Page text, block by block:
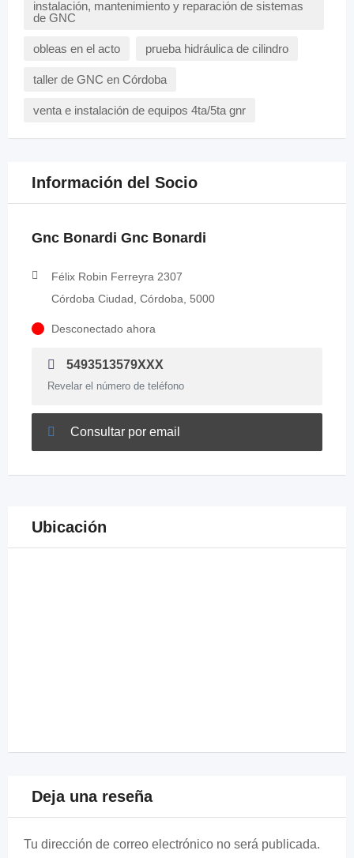
instalación, mantenimiento y reparación de sistemas
de GNC
obleas en el acto prueba hidráulica de cilindro
taller de GNC en Córdoba
venta e instalación de equipos 4ta/5ta gnr
Información del Socio
Gnc Bonardi Gnc Bonardi
Félix Robin Ferreyra 2307
Córdoba Ciudad, Córdoba, 5000
Desconectado ahora
5493513579XXX
Revelar el número de teléfono
Consultar por email
Ubicación
Deja una reseña
Tu dirección de correo electrónico no será publicada.